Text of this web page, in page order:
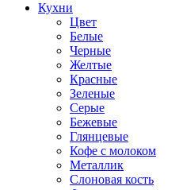
Кухни
Цвет
Белые
Черные
Желтые
Красные
Зеленые
Серые
Бежевые
Глянцевые
Кофе с молоком
Металлик
Слоновая кость